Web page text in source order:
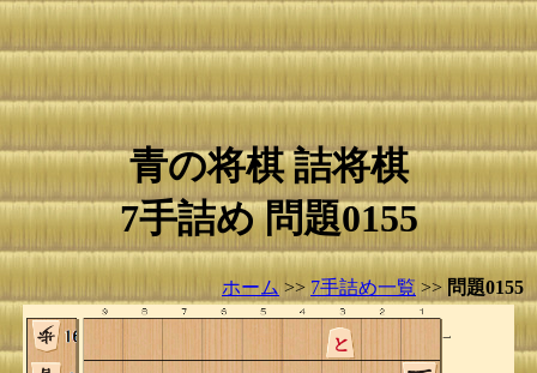
青の将棋 詰将棋
7手詰め 問題0155
ホーム >> 7手詰め一覧 >> 問題0155